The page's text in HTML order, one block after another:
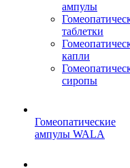
ампулы
таблетки
капли
сиропы
Гомеопатические
ампулы WALA